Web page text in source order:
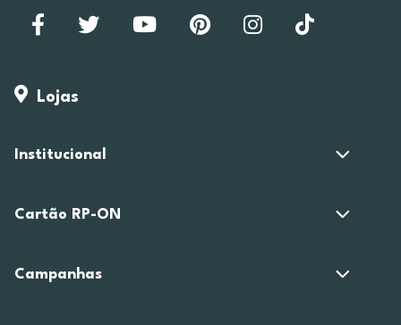
Lojas
Institucional
Cartão RP-ON
Campanhas